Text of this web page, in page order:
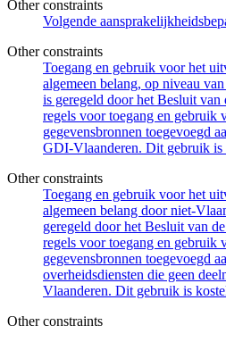
Other constraints
Volgende
Other constraints
Toegang en gebruik voor het
algemeen belang, op niveau
is geregeld door het Besluit
regels voor toegang en gebruik
gegevensbronnen toegevoegd
GDI-Vlaanderen. Dit gebruik is
Other constraints
Toegang en gebruik voor het
algemeen belang door niet-
geregeld door het Besluit van
regels voor toegang en gebruik
gegevensbronnen toegevoegd
overheidsdiensten die geen
Vlaanderen. Dit gebruik is
Other constraints